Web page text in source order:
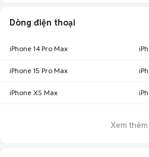
Dòng điện thoại
iPhone 14 Pro Max
iPhone 15 Pro Max
iPhone XS Max
Xem thêm